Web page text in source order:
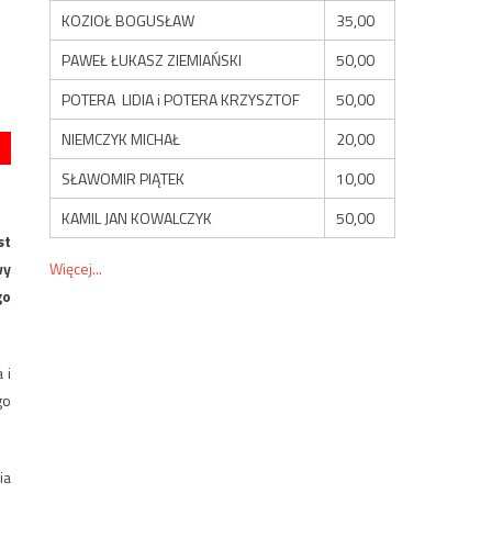
i
KOZIOŁ BOGUSŁAW
35,00
PAWEŁ ŁUKASZ ZIEMIAŃSKI
50,00
POTERA LIDIA i POTERA KRZYSZTOF
50,00
NIEMCZYK MICHAŁ
20,00
SŁAWOMIR PIĄTEK
10,00
KAMIL JAN KOWALCZYK
50,00
Więcej...